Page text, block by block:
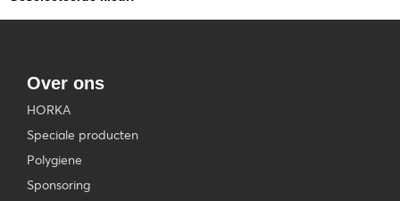
Over ons
HORKA
Speciale producten
Polygiene
Sponsoring